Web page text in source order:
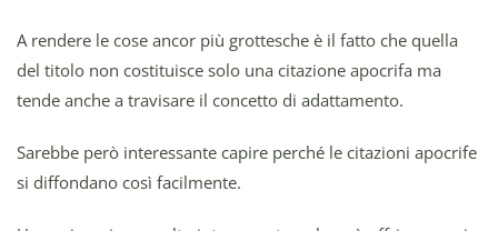
A rendere le cose ancor più grottesche è il fatto che quella
del titolo non costituisce solo una citazione apocrifa ma
tende anche a travisare il concetto di adattamento.
Sarebbe però interessante capire perché le citazioni apocrife
si diffondano così facilmente.